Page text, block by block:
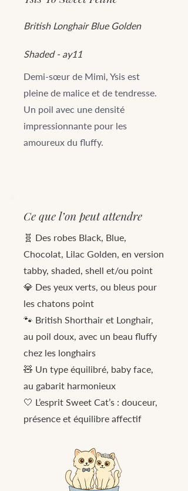
British Longhair Blue Golden
Shaded - ay11
Demi-sœur de Mimi, Ysis est
pleine de malice et de tendresse.
Un poil avec une densité
impressionnante pour les
amoureux du fluffy.
Ce que l’on peut attendre
🧬 Des robes Black, Blue,
Chocolat, Lilac Golden, en version
tabby, shaded, shell et/ou point
💎 Des yeux verts, ou bleus pour
les chatons point
🐾 British Shorthair et Longhair,
au poil doux, avec un beau fluffy
chez les longhairs
🧸 Un type équilibré, baby face,
au gabarit harmonieux
🤍 L’esprit Sweet Cat’s : douceur,
présence et équilibre affectif